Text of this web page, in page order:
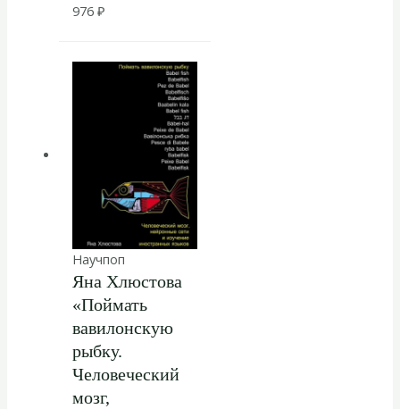
976 ₽
Научпоп
Яна Хлюстова
«Поймать
вавилонскую
рыбку.
Человеческий
мозг,